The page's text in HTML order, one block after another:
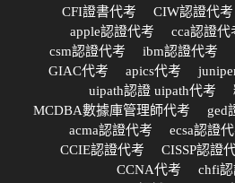
CFI證書代考
CIW認證代考
apple認證代考
cca認證代
csm認證代考
ibm認證代考
GIAC代考
apics代考
uipath認證 uipath代考
MCDBA數據庫管理師代考
ged
acma認證代考
ecsa認證
CCIE認證代考
CISSP認證
CCNA代考
chfi